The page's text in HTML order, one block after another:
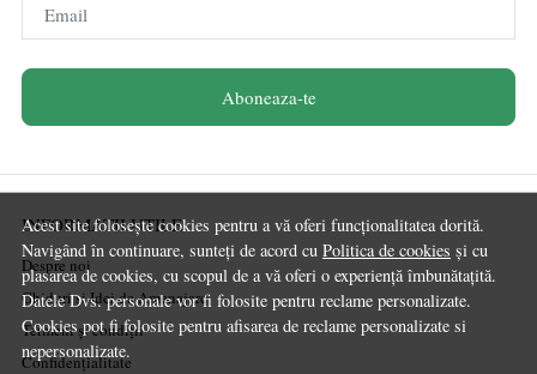
Acest site folosește cookies pentru a vă oferi funcționalitatea dorită.
Navigând în continuare, sunteți de acord cu Politica de cookies și cu
plasarea de cookies, cu scopul de a vă oferi o experiență îmbunătațită.
Datele Dvs. personale vor fi folosite pentru reclame personalizate.
Cookies pot fi folosite pentru afisarea de reclame personalizate si
nepersonalizate.
Email
Aboneaza-te
INFORMATII UTILE
Despre noi
Ghiduri și Idei de Amenajare
Termeni și condiții
Confidențialitate